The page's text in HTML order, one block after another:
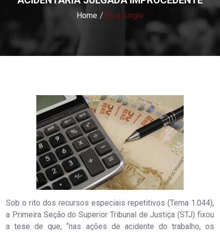
Home Blog Single
Sob o rito dos recursos especiais repetitivos (Tema 1.044),
a Primeira Seção do Superior Tribunal de Justiça (STJ) fixou
a tese de que, “nas ações de acidente do trabalho, os